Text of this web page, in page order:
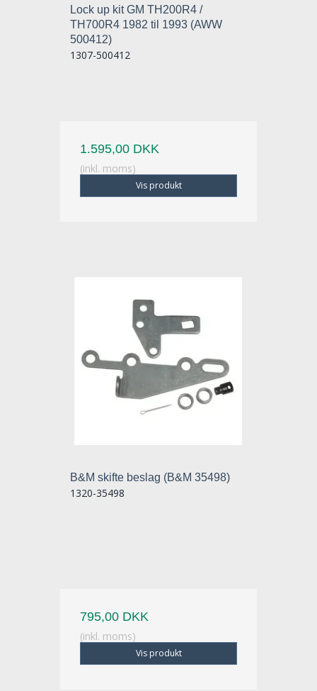
Lock up kit GM TH200R4 /
TH700R4 1982 til 1993 (AWW
500412)
1307-500412
1.595,00 DKK
(inkl. moms)
Vis produkt
B&M skifte beslag (B&M 35498)
1320-35498
795,00 DKK
(inkl. moms)
Vis produkt